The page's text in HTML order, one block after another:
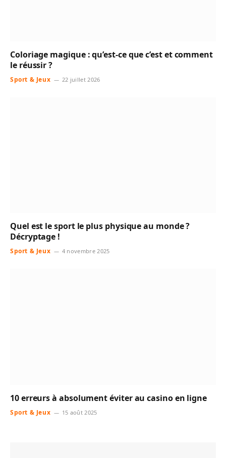
Coloriage magique : qu’est-ce que c’est et comment
le réussir ?
Sport & Jeux 22 juillet 2026
Quel est le sport le plus physique au monde ?
Décryptage !
Sport & Jeux 4 novembre 2025
10 erreurs à absolument éviter au casino en ligne
Sport & Jeux 15 août 2025